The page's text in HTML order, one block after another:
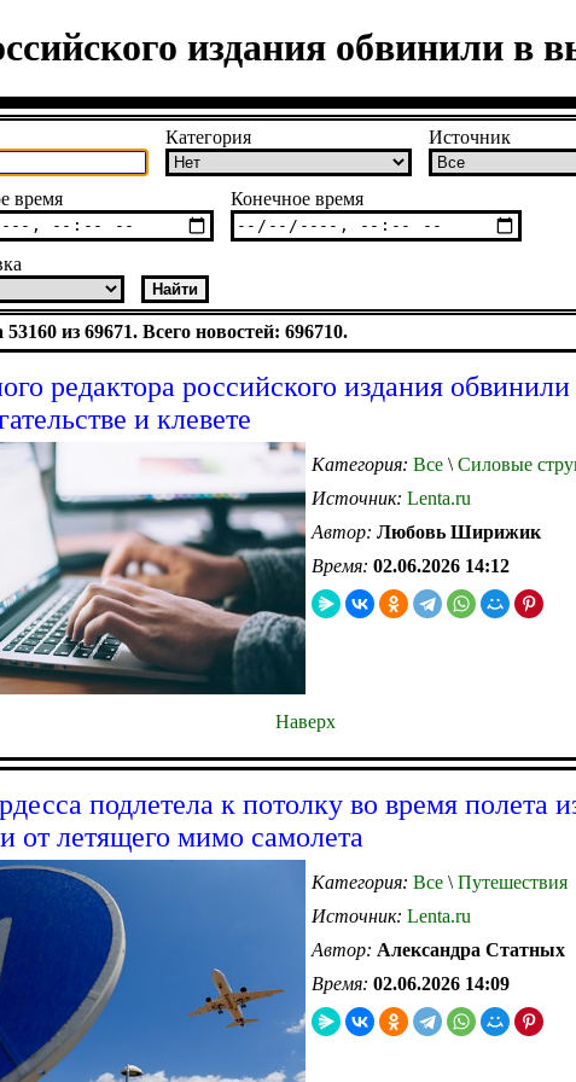
издания обвинили в
Категория Источник
время Конечное время
из 69671. Всего новостей: 696710.
редактора российского издания обвинили
и клевете
Категория: Все \ Силовые
Источник: Lenta.ru
Автор: Любовь Ширижик
Время: 02.06.2026 14:12
Наверх
подлетела к потолку во время полета
от летящего мимо самолета
Категория: Все \ Путешествия
Источник: Lenta.ru
Автор: Александра Статных
Время: 02.06.2026 14:09